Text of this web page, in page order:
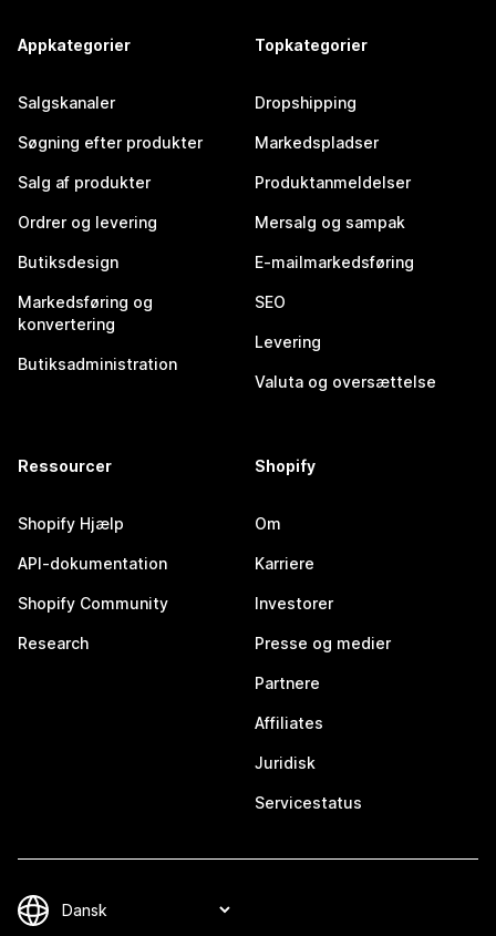
Appkategorier
Salgskanaler
Søgning efter produkter
Salg af produkter
Ordrer og levering
Butiksdesign
Markedsføring og
konvertering
Butiksadministration
Topkategorier
Dropshipping
Markedspladser
Produktanmeldelser
Mersalg og sampak
E-mailmarkedsføring
SEO
Levering
Valuta og oversættelse
Ressourcer
Shopify Hjælp
API-dokumentation
Shopify Community
Research
Shopify
Om
Karriere
Investorer
Presse og medier
Partnere
Affiliates
Juridisk
Servicestatus